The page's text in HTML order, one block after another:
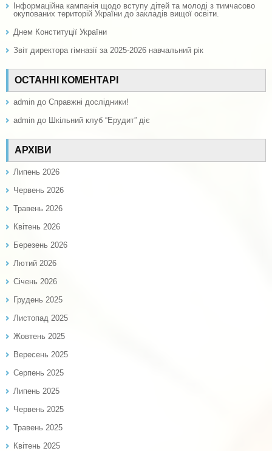
Інформаційна кампанія щодо вступу дітей та молоді з тимчасово
окупованих територій України до закладів вищої освіти.
Днем Конституції України
Звіт директора гімназії за 2025-2026 навчальний рік
ОСТАННІ КОМЕНТАРІ
admin до Справжні дослідники!
admin до Шкільний клуб “Ерудит” діє
АРХІВИ
Липень 2026
Червень 2026
Травень 2026
Квітень 2026
Березень 2026
Лютий 2026
Січень 2026
Грудень 2025
Листопад 2025
Жовтень 2025
Вересень 2025
Серпень 2025
Липень 2025
Червень 2025
Травень 2025
Квітень 2025